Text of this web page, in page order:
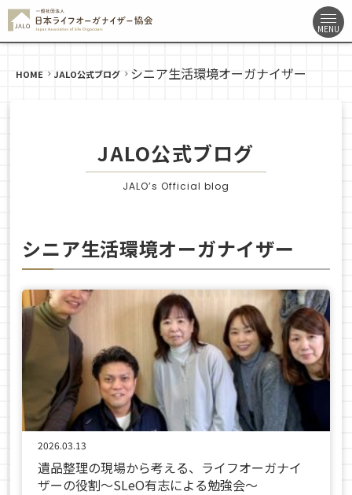
HOME JALO公式ブログ シニア生活環境オーガナイザー
JALO公式ブログ
JALO’s Official blog
シニア生活環境オーガナイザー
2026.03.13
遺品整理の現場から考える、ライフオーガナイ
ザーの役割〜SLeO有志による勉強会〜